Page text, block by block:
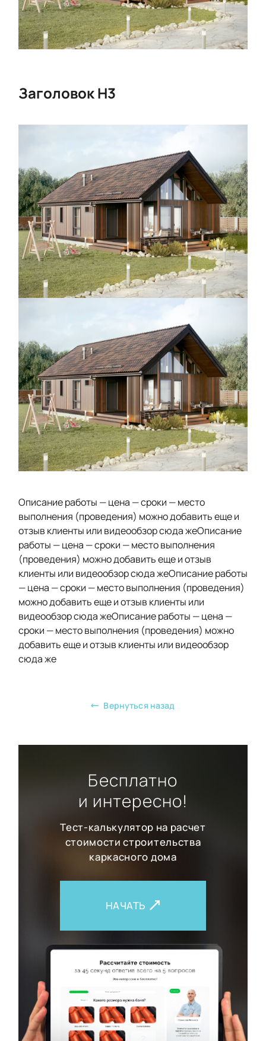
Заголовок Н3
Описание работы — цена — сроки — место
выполнения (проведения) можно добавить еще и
отзыв клиенты или видеообзор сюда жеОписание
работы — цена — сроки — место выполнения
(проведения) можно добавить еще и отзыв
клиенты или видеообзор сюда жеОписание работы
— цена — сроки — место выполнения (проведения)
можно добавить еще и отзыв клиенты или
видеообзор сюда жеОписание работы — цена —
сроки — место выполнения (проведения) можно
добавить еще и отзыв клиенты или видеообзор
сюда же
Вернуться назад
Бесплатно
и интересно!
Тест-калькулятор на расчет
стоимости строительства
каркасного дома
НАЧАТЬ